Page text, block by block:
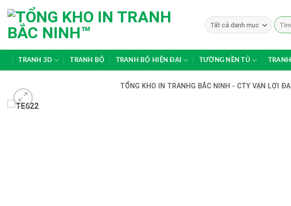
to
content
Search
for:
TRANH 3D TRANH BỘ TRANH BỘ HIỆN ĐẠI TƯỜNG NỀN TỦ
TỔNG KHO IN TRANHG BẮC NINH - CTY VẠN LỢI